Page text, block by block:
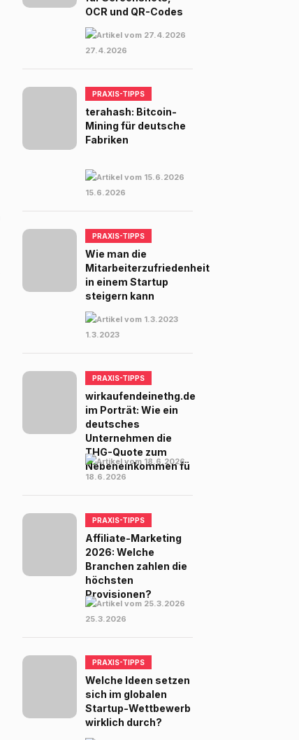
OCR und QR-Codes
27.4.2026
PRAXIS-TIPPS
terahash: Bitcoin-
Mining für deutsche
Fabriken
15.6.2026
PRAXIS-TIPPS
Wie man die
Mitarbeiterzufriedenheit
in einem Startup
steigern kann
1.3.2023
PRAXIS-TIPPS
wirkaufendeinethg.de
im Porträt: Wie ein
deutsches
Unternehmen die
THG-Quote zum
Nebeneinkommen fü
18.6.2026
PRAXIS-TIPPS
Affiliate-Marketing
2026: Welche
Branchen zahlen die
höchsten
Provisionen?
25.3.2026
PRAXIS-TIPPS
Welche Ideen setzen
sich im globalen
Startup-Wettbewerb
wirklich durch?